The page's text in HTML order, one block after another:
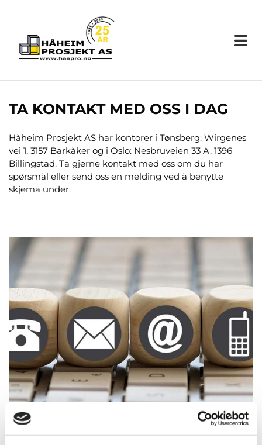
TA KONTAKT MED OSS I DAG
Håheim Prosjekt AS har kontorer i Tønsberg: Wirgenes
vei 1, 3157 Barkåker og i Oslo: Nesbruveien 33 A, 1396
Billingstad. Ta gjerne kontakt med oss om du har
spørsmål eller send oss en melding ved å benytte
skjema under.